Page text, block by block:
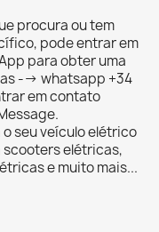
procura ou tem
pode entrar em
para obter uma
--> whatsapp +34
em contato
seu veículo elétrico
scooters elétricas,
e muito mais...